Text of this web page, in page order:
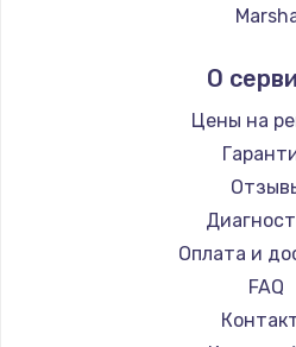
900
Установка /
1300
О
Цены на
Оплата и
FAQ